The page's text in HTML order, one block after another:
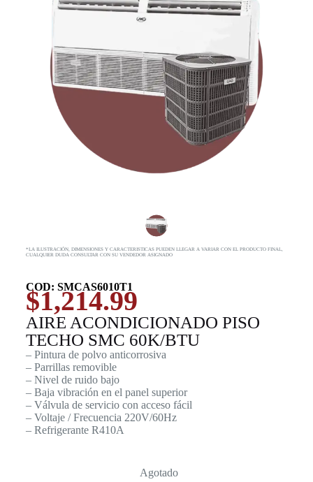
*LA ILUSTRACIÓN, DIMENSIONES Y CARACTERISTICAS PUEDEN LLEGAR A VARIAR CON EL PRODUCTO FINAL,
CUALQUIER DUDA CONSULTAR CON SU VENDEDOR ASIGNADO
COD: SMCAS6010T1
$1,214.99
AIRE ACONDICIONADO PISO
TECHO SMC 60K/BTU
– Pintura de polvo anticorrosiva
– Parrillas removible
– Nivel de ruido bajo
– Baja vibración en el panel superior
– Válvula de servicio con acceso fácil
– Voltaje / Frecuencia 220V/60Hz
– Refrigerante R410A
Agotado